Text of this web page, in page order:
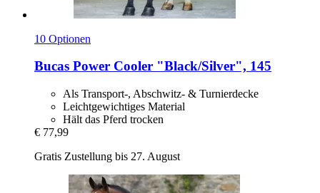
10 Optionen
Bucas Power Cooler "Black/Silver", 145
Als Transport-, Abschwitz- & Turnierdecke
Leichtgewichtiges Material
Hält das Pferd trocken
€ 77,99
Gratis Zustellung bis 27. August